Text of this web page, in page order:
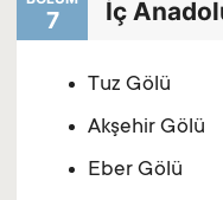
7 İç
Tuz Gölü
Akşehir Gölü
Eber Gölü